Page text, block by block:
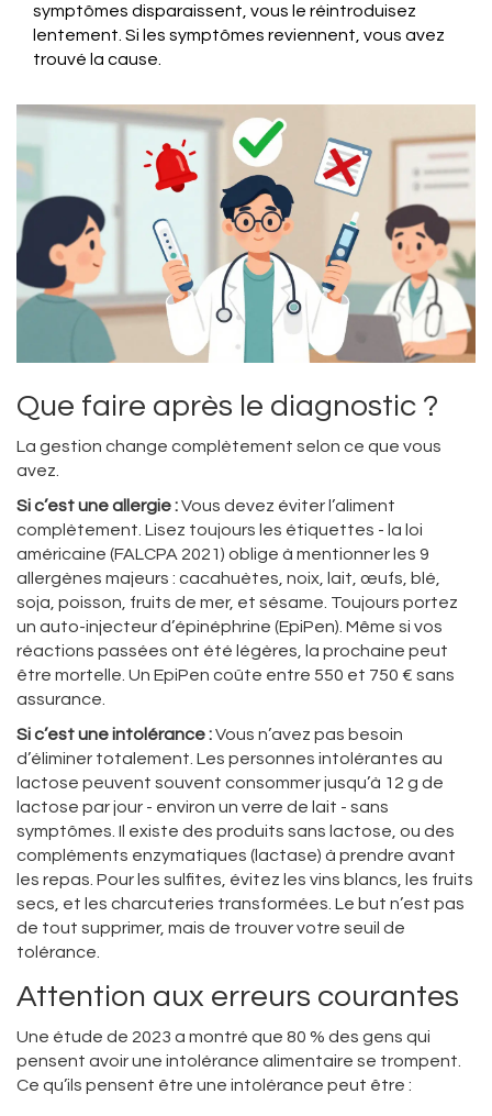
symptômes disparaissent, vous le réintroduisez
lentement. Si les symptômes reviennent, vous avez
trouvé la cause.
Que faire après le diagnostic ?
La gestion change complètement selon ce que vous
avez.
Si c’est une allergie :Vous devez éviter l’aliment
complètement. Lisez toujours les étiquettes - la loi
américaine (FALCPA 2021) oblige à mentionner les 9
allergènes majeurs : cacahuètes, noix, lait, œufs, blé,
soja, poisson, fruits de mer, et sésame. Toujours portez
un auto-injecteur d’épinéphrine (EpiPen). Même si vos
réactions passées ont été légères, la prochaine peut
être mortelle. Un EpiPen coûte entre 550 et 750 € sans
assurance.
Si c’est une intolérance :Vous n’avez pas besoin
d’éliminer totalement. Les personnes intolérantes au
lactose peuvent souvent consommer jusqu’à 12 g de
lactose par jour - environ un verre de lait - sans
symptômes. Il existe des produits sans lactose, ou des
compléments enzymatiques (lactase) à prendre avant
les repas. Pour les sulfites, évitez les vins blancs, les fruits
secs, et les charcuteries transformées. Le but n’est pas
de tout supprimer, mais de trouver votre seuil de
tolérance.
Attention aux erreurs courantes
Une étude de 2023 a montré que 80 % des gens qui
pensent avoir une intolérance alimentaire se trompent.
Ce qu’ils pensent être une intolérance peut être :